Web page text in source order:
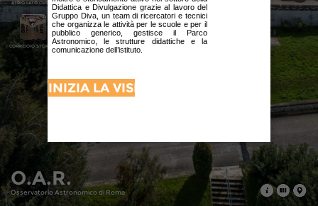
O.A.R.
Osservatorio Astronomico di Roma
ATRIO LATO OVEST
CORRIDOIO STORICO
SALA SECCHI
SALA KIRCHER
CUPOLA
Didattica e Divulgazione grazie al lavoro del
Gruppo Diva, un team di ricercatori e tecnici
che organizza le attività per le scuole e per il
pubblico generico, gestisce il Parco
Astronomico, le strutture didattiche e la
comunicazione dell’istituto.
INIZIA LA VISITA